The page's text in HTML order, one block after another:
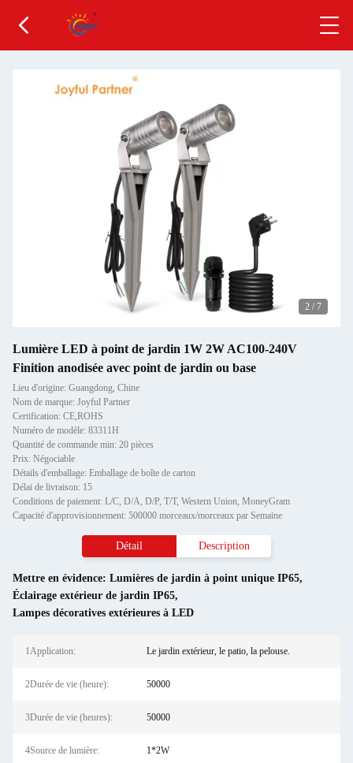
2 / 7
Lumière LED à point de jardin 1W 2W AC100-240V
Finition anodisée avec point de jardin ou base
Lieu d'origine: Guangdong, Chine
Nom de marque: Joyful Partner
Certification: CE,ROHS
Numéro de modèle: 83311H
Quantité de commande min: 20 pièces
Prix: Négociable
Détails d'emballage: Emballage de boîte de carton
Délai de livraison: 15
Conditions de paiement: L/C, D/A, D/P, T/T, Western Union, MoneyGram
Capacité d'approvisionnement: 500000 morceaux/morceaux par Semaine
Détail Description
Mettre en évidence: Lumières de jardin à point unique IP65,
Éclairage extérieur de jardin IP65,
Lampes décoratives extérieures à LED
1Application: Le jardin extérieur, le patio, la pelouse.
2Durée de vie (heure): 50000
3Durée de vie (heures): 50000
4Source de lumière: 1*2W